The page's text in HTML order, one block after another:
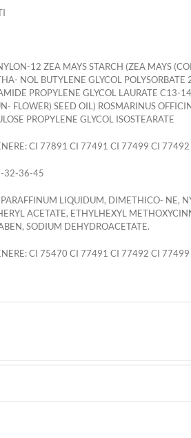
12 ZEA MAYS STARCH (ZEA MAYS
NOL BUTYLENE GLYCOL
PROPYLENE GLYCOL LAURATE
FLOWER) SEED OIL) ROSMARINUS
PROPYLENE GLYCOL ISOSTEARATE
CI 77891 CI 77491 CI 77499 CI
32-36-45
LIQUIDUM, DIMETHICO- NE,
ACETATE, ETHYLHEXYL
SODIUM DEHYDROACETATE.
CI 75470 CI 77491 CI 77492 CI